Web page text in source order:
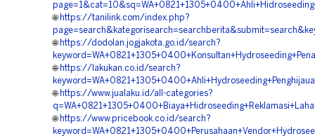
🌐 https://tanilink.com/index.php?
🌐 https://dodolan.jogjakota.go.id/search?
🌐 https://lakukan.co.id/search?
🌐 https://www.jualaku.id/all-categories?
🌐 https://www.pricebook.co.id/search?